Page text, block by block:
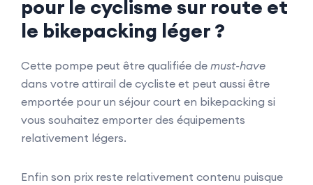
pour le cyclisme sur route et
le bikepacking léger ?
Cette pompe peut être qualifiée de must-have
dans votre attirail de cycliste et peut aussi être
emportée pour un séjour court en bikepacking si
vous souhaitez emporter des équipements
relativement légers.
Enfin son prix reste relativement contenu puisque